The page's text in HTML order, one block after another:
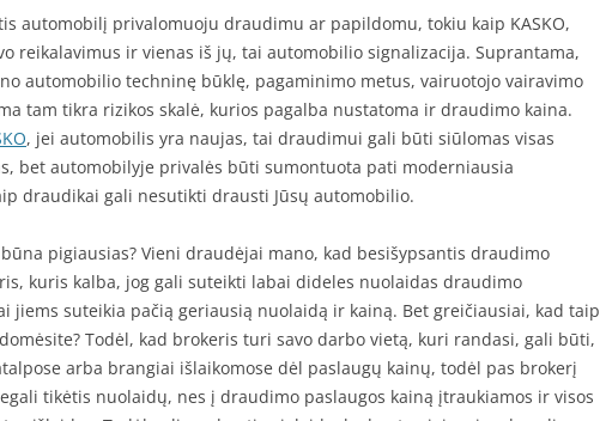
automobilį privalomuoju draudimu ar papildomu, tokiu kaip KASKO,
reikalavimus ir vienas iš jų, tai automobilio signalizacija. Suprantama,
automobilio techninę būklę, pagaminimo metus, vairuotojo vairavimo
tam tikra rizikos skalė, kurios pagalba nustatoma ir draudimo kaina.
, jei automobilis yra naujas, tai draudimui gali būti siūlomas visas
bet automobilyje privalės būti sumontuota pati moderniausia
draudikai gali nesutikti drausti Jūsų automobilio.
pigiausias? Vieni draudėjai mano, kad besišypsantis draudimo
kuris kalba, jog gali suteikti labai dideles nuolaidas draudimo
jiems suteikia pačią geriausią nuolaidą ir kainą. Bet greičiausiai, kad taip
Todėl, kad brokeris turi savo darbo vietą, kuri randasi, gali būti,
arba brangiai išlaikomose dėl paslaugų kainų, todėl pas brokerį
tikėtis nuolaidų, nes į draudimo paslaugos kainą įtraukiamos ir visos